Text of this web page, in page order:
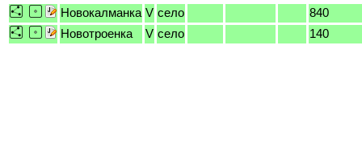
Новокалманка V село
840
Новотроенка
V село 140